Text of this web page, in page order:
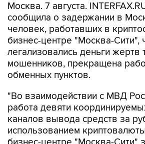
Москва. 7 августа.
сообщила о задержании в
человек, работавших в
бизнес-центре "Москва-Сити",
легализовались деньги
мошенников, прекращена
обменных пунктов.
"Во взаимодействии с МВД
работа девяти
каналов вывода средств за
использованием